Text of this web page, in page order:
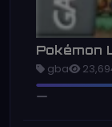
Pokémon
gba